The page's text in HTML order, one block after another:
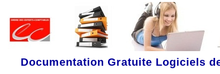
Documentation Gratuite Logiciels